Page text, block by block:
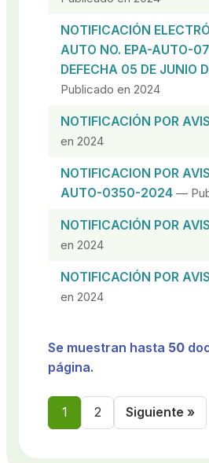
NOTIFICACIÓN
AUTO NO. EPA-AUTO-
DEFECHA 05 DE JUNIO
Publicado en 2024
NOTIFICACIÓN POR
en 2024
NOTIFICACION POR
AUTO-0350-2024 —
NOTIFICACIÓN POR
en 2024
NOTIFICACIÓN POR
en 2024
Se muestran hasta 50
página.
1 2 Siguiente »